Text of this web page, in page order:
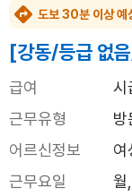
도보 30분 이상 예
[강동/등급 없
급여
근무유형
방
어르신정보
여
근무요일
월